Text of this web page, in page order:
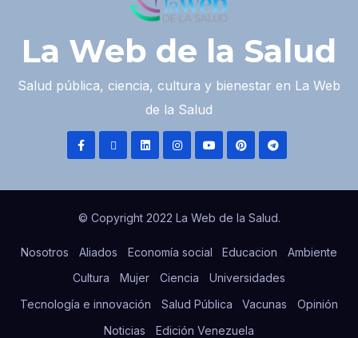
La Web de la Salud
Salud pública, ciencia, cultura y bienestar en La Web
de la Salud
© Copyright 2022 La Web de la Salud.
Nosotros Aliados Economía social Educacion
Ambiente
Cultura
Mujer Ciencia
Universidades
Tecnología e innovación
Salud Pública Vacunas
Opinión
Noticias
Edición Venezuela